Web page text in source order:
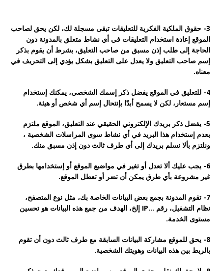
3- ﺣﻘﻮﻕ ﺍﻟﻤﻠﻜﻴﺔ ﺍﻟﻔﻜﺮﻳﺔ ﻟﻠﺘﻌﻠﻴﻘﺎﺕ ﺗﺒﻘﻰ ﻣﺴﺠﻠﺔ ﻟﻚ، ﻟﻜﻦ ﻳﺤﻖ ﻟﺼﺎﺣﺐ
الموقع ﺇﻋﺎﺩﺓ ﺍﺳﺘﺨﺪﺍﻡ ﺍﻟﺘﻌﻠﻴﻘﺎﺕ ﻓﻲ ﺃﻱ ﻧﺸﺎﻁ ﻣﺘﻌﻠﻖ ﺑﺎﻟﻤﺪﻭﻧﺔ ﺩﻭﻥ
ﺍﻟﺤﺎﺟﺔ ﺇﻟﻰ ﻃﻠﺐ ﺇﺫﻥ ﻣﺴﺒﻖ ﻣﻦ ﺻﺎﺣﺐ ﺍﻟﺘﻌﻠﻴﻖ، ﺑﺸﺮﻁ ﺃﻥ ﻳﻘﻮﻡ ﺑﺬﻛﺮ
ﺇﺳﻢ ﺻﺎﺣﺐ ﺍﻟﺘﻌﻠﻴﻖ ﻭﻻ ﻳﻌﺪﻝ ﻋﻠﻰ ﺍﻟﺘﻌﻠﻴﻖ ﺑﺸﻜﻞ ﻳﺆﺩﻱ ﺇﻟﻰ ﺍﻟﺘﺤﺮﻳﻒ ﻓﻲ
ﻣﻌﻨﺎﻩ.
4- ﻟﻠﺘﻌﻠﻴﻖ ﻓﻲ الموقع ﻳﻔﻀﻞ ﺫﻛﺮ إﺳﻤﻚ ﺍﻟﺸﺨﺼﻲ، ﻳﻤﻜﻨﻚ إﺳﺘﺨﺪﺍﻡ
إﺳﻢ ﻣﺴﺘﻌﺎﺭ، ﻟﻜﻦ ﻻ ﻳﺴﻤﺢ ﺃﺑﺪًﺍ ﺑإﻧﺘﺤﺎﻝ إﺳﻢ ﺃﻱ ﺷﺨﺺ ﺃﻭ ﻫﻴﺌﺔ.
5- ﻳﻔﻀﻞ ﺫﻛﺮ ﺑﺮﻳﺪﻙ ﺍﻹﻟﻜﺘﺮﻭﻧﻲ ﺍﻟﺤﻘﻴﻘﻲ ﻋﻨﺪ ﺍﻟﺘﻌﻠﻴﻖ، الموقع ملتزم
ﺑﻌﺪﻡ إﺳﺘﺨﺪﺍﻡ ﻫﺬﺍ ﺍﻟﺒﺮﻳﺪ ﻓﻲ ﺃﻱ ﻧﺸﺎﻁ ﺳﻮﻯ ﺍﻟﻤﺮﺍﺳﻼﺕ ﺍﻟﺸﺨﺼﻴﺔ ،
ﻭنلتزم ﺑﺄﻻ نسلم ﺑﺮﻳﺪﻙ ﺇﻟﻰ ﺃﻱ ﻃﺮﻑ ﺛﺎﻟﺚ ﺩﻭﻥ ﺇﺫﻥ ﻣﺴﺒﻖ ﻣﻨﻚ.
6- ﻳﺠﺐ ﻋﻠﻴﻚ ﺃﻻ ﺗﻌﺪﻝ ﺃﻭ تغير في مواضيع الموقع أو إﺳﺘﺨﺪﺍﻣﻬﺎ ﺑﻄﺮﻕ
ﻏﻴﺮ ﻣﺸﺮﻭﻋﺔ بأي ﻃﺮﻕ ﻳﻤﻜﻦ ﺃﻥ ﺗﻀﺮ ﺃﻭ ﺗﻌﻄﻞ الموقع.
7- ﺗﻘﻮﻡ ﺍﻟﻤﺪﻭﻧﺔ ﺑﺠﻤﻊ ﺑﻌﺾ ﺍﻟﺒﻴﺎﻧﺎﺕ ﺍﻟﺨﺎﺻﺔ ﺑﻚ، ﻣﺜﻞ ﻧﻮﻉ ﺍﻟﻤﺘﺼﻔﺢ،
ﻧﻈﺎﻡ ﺍﻟﺘﺸﻐﻴﻞ، ﺭﻗﻢ …IP ﺇﻟﺦ، ﺍﻟﻬﺪﻑ ﻣﻦ ﺟﻤﻊ ﻫﺬﻩ ﺍﻟﺒﻴﺎﻧﺎﺕ ﻫﻮ ﺗﺤﺴﻴﻦ
ﻣﺴﺘﻮﻯ ﺍﻟﺨﺪﻣﺔ.
8- ﻳﺤﻖ للموقع ﻣﺸﺎﺭﻛﺔ ﺍﻟﺒﻴﺎﻧﺎﺕ السابقة ﻣﻊ ﻃﺮﻑ ﺛﺎﻟﺚ ﺩﻭﻥ ﺃﻥ ﺗﻘﻮﻡ
ﺑﺎﻟﺮﺑﻂ ﺑﻴﻦ ﻫﺬﻩ ﺍﻟﺒﻴﺎﻧﺎﺕ ﻭﻫﻮﻳﺘﻚ ﺍﻟﺸﺨﺼﻴﺔ.